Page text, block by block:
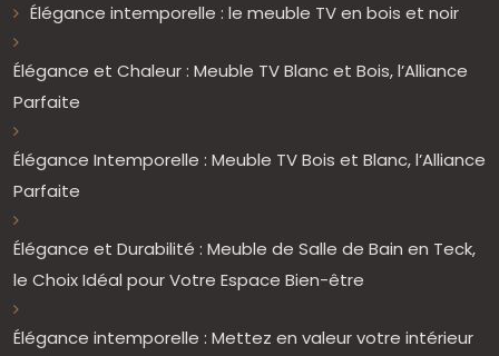
Élégance intemporelle : le meuble TV en bois et noir
Élégance et Chaleur : Meuble TV Blanc et Bois, l’Alliance
Parfaite
Élégance Intemporelle : Meuble TV Bois et Blanc, l’Alliance
Parfaite
Élégance et Durabilité : Meuble de Salle de Bain en Teck,
le Choix Idéal pour Votre Espace Bien-être
Élégance intemporelle : Mettez en valeur votre intérieur